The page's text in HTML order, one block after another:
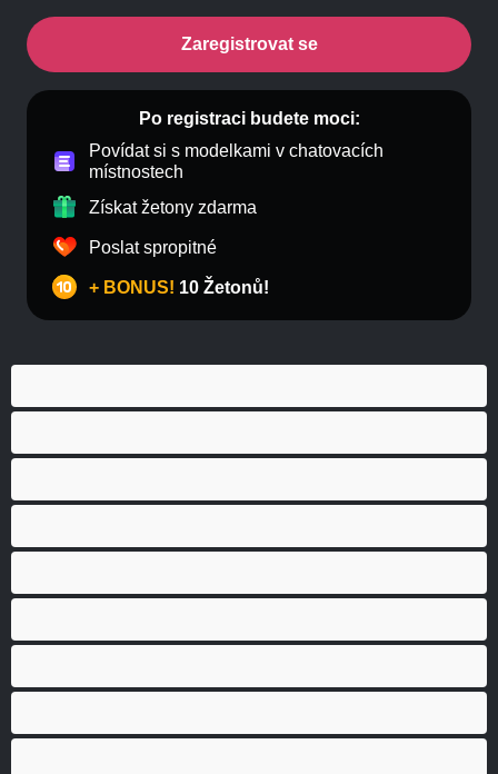
Zaregistrovat se
Po registraci budete moci:
Povídat si s modelkami v chatovacích
místnostech
Získat žetony zdarma
Poslat spropitné
+ BONUS! 10 Žetonů!